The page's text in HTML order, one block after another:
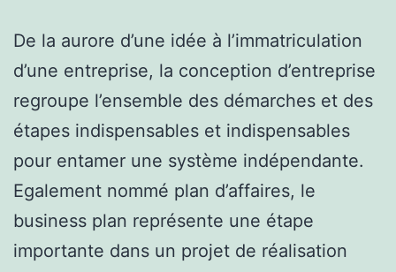
De la aurore d’une idée à l’immatriculation
d’une entreprise, la conception d’entreprise
regroupe l’ensemble des démarches et des
étapes indispensables et indispensables
pour entamer une système indépendante.
Egalement nommé plan d’affaires, le
business plan représente une étape
importante dans un projet de réalisation